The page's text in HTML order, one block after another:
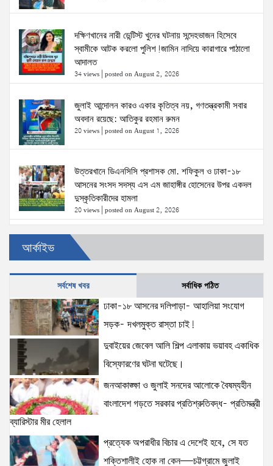
দক্ষিণখানের নারী ডেন্টিস্ট খুনের ঘটনায় সন্দেহভাজন হিসেবে
স্বামীকে আটক করলো পুলিশ!জামিন নাদিয়ে কারাগারে পাঠালো
আদালত
34 views posted on August 2, 2026
জুলাই আন্দোলন কারও একার কৃতিত্ব নয়, গণতন্ত্রকামী সবার
অবদান রয়েছে: আতিকুর রহমান রুমন
20 views posted on August 1, 2026
উত্তরখানে ডিএনসিসি প্রশাসক মো. শফিকুল ও ঢাকা-১৮
আসনের সংসদ সদস্য এস এম জাহাঙ্গীর হোসেনের উপর একদল
দুস্কৃতিকারীদের হামলা
20 views posted on August 2, 2026
৫ আগস্টের স্মরণসভা সফল করতে প্রস্তুতি সভা অনুষ্ঠিত
18 views
দক্ষিণখানে সেই নারী চিকিৎসককে খুনের মামলায় গ্রেপ্তার তার
স্বামী সোহেল রানার দুই দিনের রিমান্ড আদালত
16 views posted on August 3, 2026
প্রধানমন্ত্রীর সঙ্গে মার্কিন বিশেষ দূতের বৈঠক: তারেক রহমানের
নেতৃত্ব ও বাংলাদেশের স্থিতিশীলতায় দৃঢ় আত্মবিশ্বাস
যুক্তরাষ্ট্রের: মাহ্দী আমিন
15 views
ঢাকাকে পরিবেশবান্ধব ও বাসযোগ্য করতে সরকারের পাশাপাশি
নাগরিকদের দায়িত্বশীল ভূমিকা পালন করতে হবে: স্থানীয় সরকার
আর্কাইভ
সর্বশেষ খবর সর্বাধিক পঠিত
ঢাকা-১৮ আসনের দলিপাড়া- আহালিয়া সংযোগ
সড়ক- দখলমুক্ত রাস্তা চাই!
দুবাইয়ের জেবেল আলি শিল্প এলাকায় ভয়াবহ একাধিক
বিস্ফোরণের ঘটনা ঘটেছে।
জনআকাঙ্ক্ষা ও জুলাই সনদের আলোকে বৈষম্যহীন
বাংলাদেশ গড়তে সরকার প্রতিশ্রুতিবদ্ধ- প্রতিমন্ত্রী
ব্যারিস্টার মীর হেলাল
প্রত্যেক অপরাধীর বিচার এ দেশেই হবে, সে যত
শক্তিশালীই হোক না কেন—চট্টগ্রামে জুলাই